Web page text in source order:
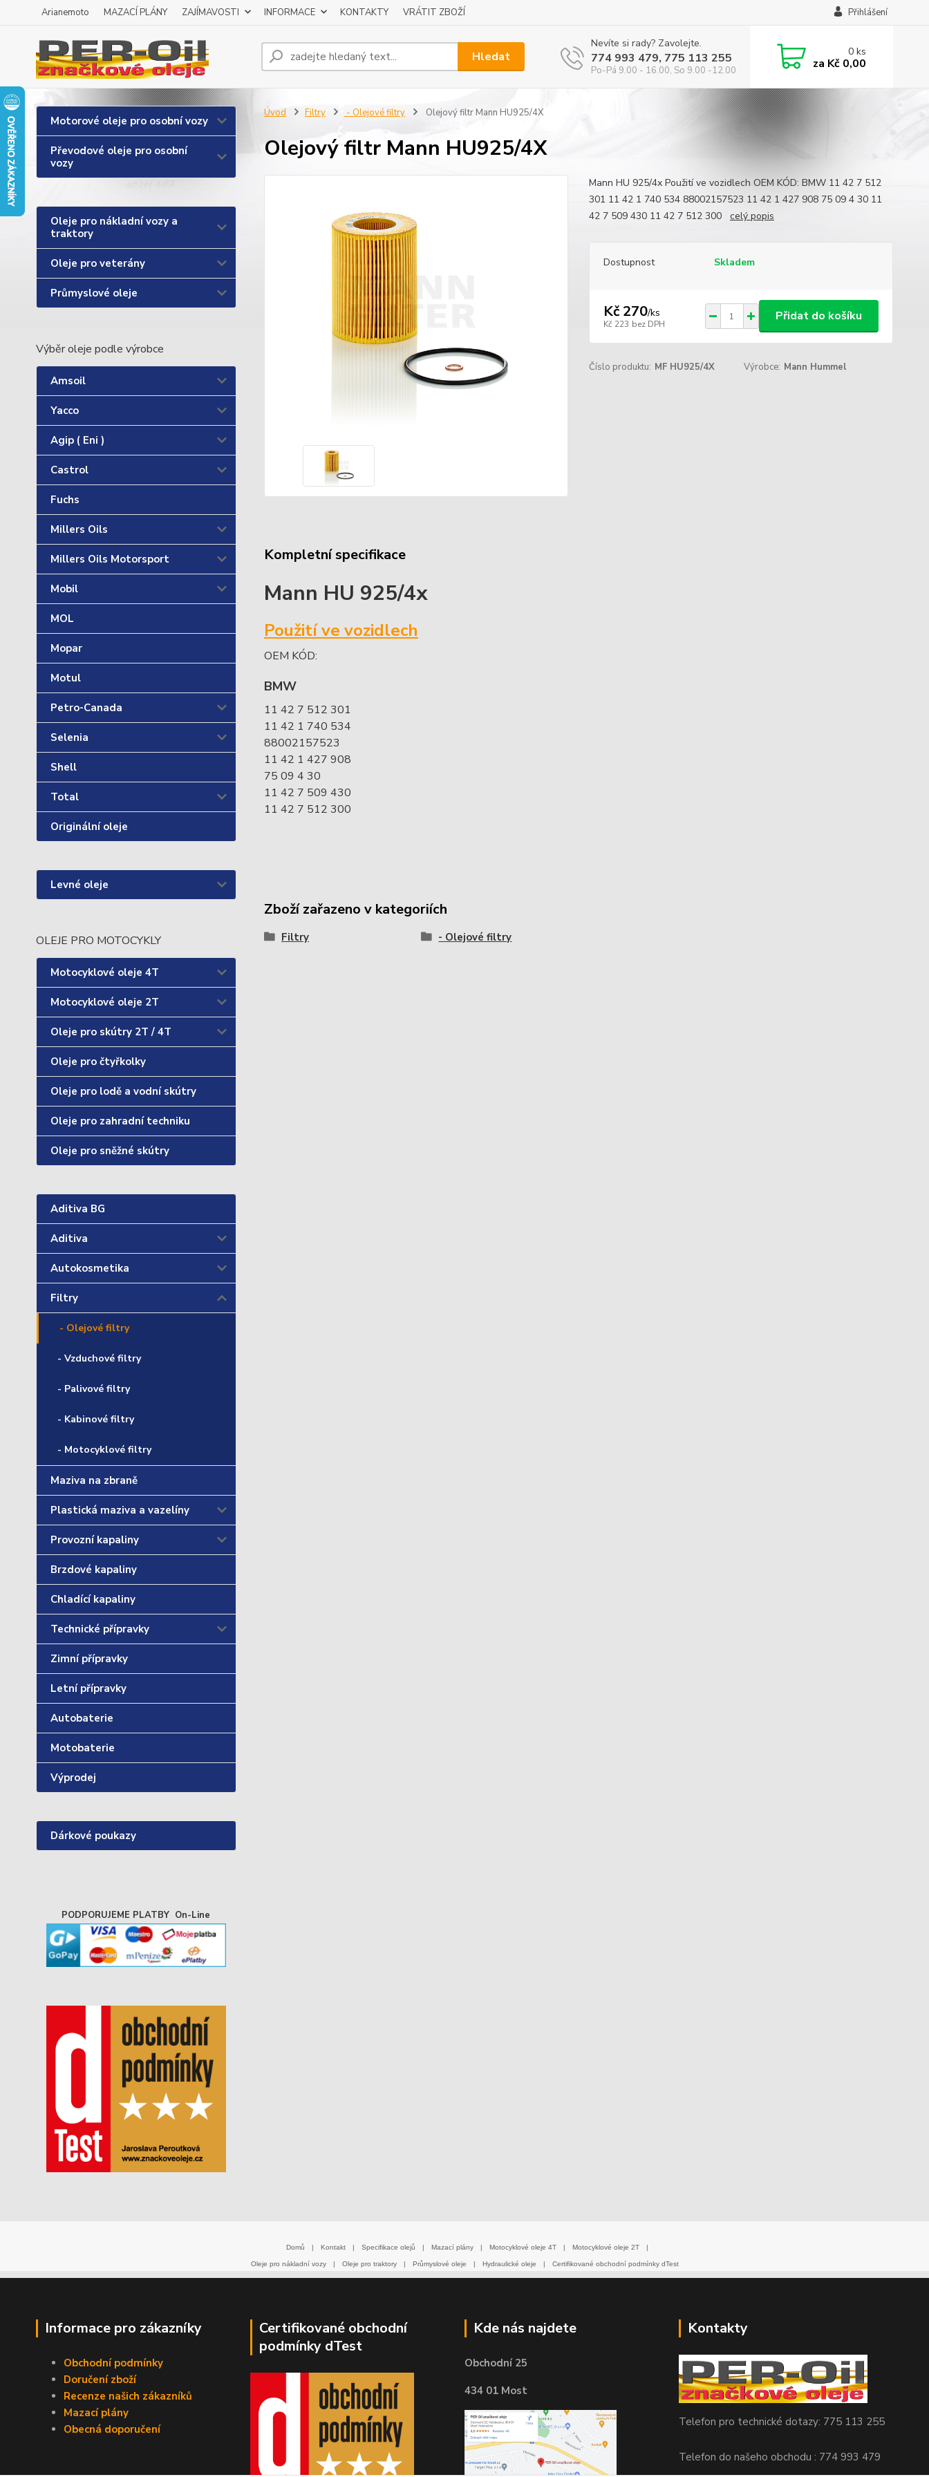
Arianemoto MAZACÍ PLÁNY ZAJÍMAVOSTI INFORMACE KONTAKTY VRÁTIT ZBOŽÍ Přihlášení
Hledat
Nevíte si rady? Zavolejte.
774 993 479, 775 113 255
Po-Pá 9.00 - 16.00, So 9.00 -12.00
0ks
za Kč 0,00
Motorové oleje pro osobní vozy
Převodové oleje pro osobní
vozy
Oleje pro nákladní vozy a
traktory
Oleje pro veterány
Průmyslové oleje
Výběr oleje podle výrobce
Amsoil
Yacco
Agip ( Eni )
Castrol
Fuchs
Millers Oils
Millers Oils Motorsport
Mobil
MOL
Mopar
Motul
Petro-Canada
Selenia
Shell
Total
Originální oleje
Levné oleje
OLEJE PRO MOTOCYKLY
Motocyklové oleje 4T
Motocyklové oleje 2T
Oleje pro skútry 2T / 4T
Oleje pro čtyřkolky
Oleje pro lodě a vodní skútry
Oleje pro zahradní techniku
Oleje pro sněžné skútry
Aditiva BG
Aditiva
Autokosmetika
Filtry
- Olejové filtry
- Vzduchové filtry
- Palivové filtry
- Kabinové filtry
- Motocyklové filtry
Maziva na zbraně
Plastická maziva a vazelíny
Provozní kapaliny
Brzdové kapaliny
Chladící kapaliny
Technické přípravky
Zimní přípravky
Letní přípravky
Autobaterie
Motobaterie
Výprodej
Dárkové poukazy
PODPORUJEME PLATBY On-Line
Úvod Filtry - Olejové filtry Olejový filtr Mann HU925/4X
Olejový filtr Mann HU925/4X
Mann HU 925/4x Použití ve vozidlech OEM KÓD: BMW 11 42 7 512
301 11 42 1 740 534 88002157523 11 42 1 427 908 75 09 4 30 11
42 7 509 430 11 42 7 512 300 celý popis
Dostupnost Skladem
Kč 270/ks
Kč 223 bez DPH
Přidat do košíku
Číslo produktu: MF HU925/4X Výrobce: Mann Hummel
Kompletní specifikace
Mann HU 925/4x
Použití ve vozidlech
OEM KÓD:
BMW
11 42 7 512 301
11 42 1 740 534
88002157523
11 42 1 427 908
75 09 4 30
11 42 7 509 430
11 42 7 512 300
Zboží zařazeno v kategoriích
Filtry - Olejové filtry
Domů | Kontakt | Specifikace olejů | Mazací plány | Motocyklové oleje 4T | Motocyklové oleje 2T |
Oleje pro nákladní vozy | Oleje pro traktory | Průmyslové oleje | Hydraulické oleje | Certifikované obchodní podmínky dTest
Informace pro zákazníky
Obchodní podmínky
Doručení zboží
Recenze našich zákazníků
Mazací plány
Obecná doporučení
Certifikované obchodní
podmínky dTest
Kde nás najdete
Obchodní 25
434 01 Most
Kontakty
Telefon pro technické dotazy: 775 113 255
Telefon do našeho obchodu : 774 993 479